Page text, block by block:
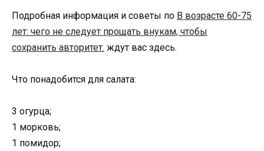
Подробная информация и советы по В возрасте 60-75
лет: чего не следует прощать внукам, чтобы
сохранить авторитет. ждут вас здесь.
Что понадобится для салата:
3 огурца;
1 морковь;
1 помидор;